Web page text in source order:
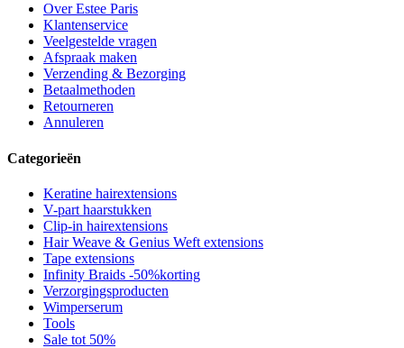
Over Estee Paris
Klantenservice
Veelgestelde vragen
Afspraak maken
Verzending & Bezorging
Betaalmethoden
Retourneren
Annuleren
Categorieën
Keratine hairextensions
V-part haarstukken
Clip-in hairextensions
Hair Weave & Genius Weft extensions
Tape extensions
Infinity Braids -50%korting
Verzorgingsproducten
Wimperserum
Tools
Sale tot 50%